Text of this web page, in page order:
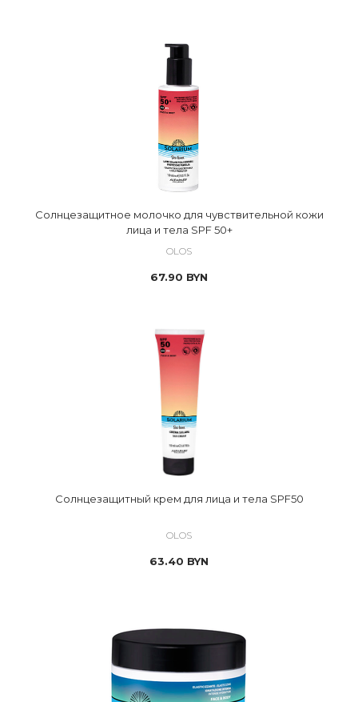
Солнцезащитное молочко для чувствительной кожи
лица и тела SPF 50+
OLOS
67.90 BYN
Солнцезащитный крем для лица и тела SPF50
OLOS
63.40 BYN